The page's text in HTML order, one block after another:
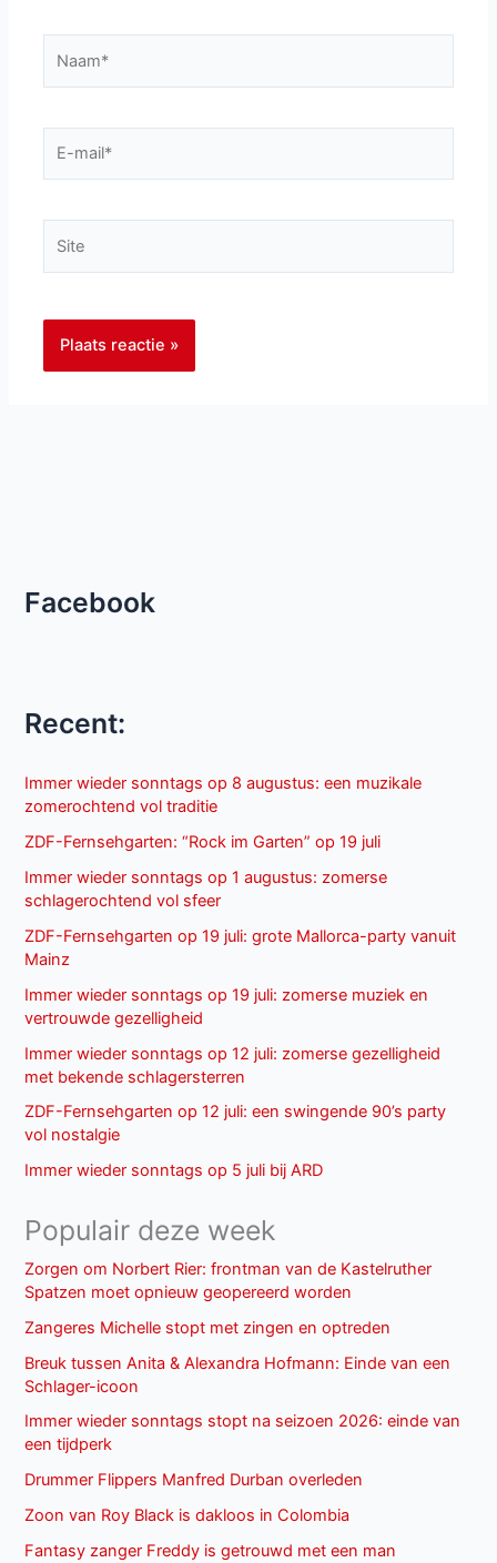
Facebook
Recent:
Immer wieder sonntags op 8 augustus: een muzikale
zomerochtend vol traditie
ZDF-Fernsehgarten: “Rock im Garten” op 19 juli
Immer wieder sonntags op 1 augustus: zomerse
schlagerochtend vol sfeer
ZDF-Fernsehgarten op 19 juli: grote Mallorca-party vanuit
Mainz
Immer wieder sonntags op 19 juli: zomerse muziek en
vertrouwde gezelligheid
Immer wieder sonntags op 12 juli: zomerse gezelligheid
met bekende schlagersterren
ZDF-Fernsehgarten op 12 juli: een swingende 90’s party
vol nostalgie
Immer wieder sonntags op 5 juli bij ARD
Populair deze week
Zorgen om Norbert Rier: frontman van de Kastelruther
Spatzen moet opnieuw geopereerd worden
Zangeres Michelle stopt met zingen en optreden
Breuk tussen Anita & Alexandra Hofmann: Einde van een
Schlager-icoon
Immer wieder sonntags stopt na seizoen 2026: einde van
een tijdperk
Drummer Flippers Manfred Durban overleden
Zoon van Roy Black is dakloos in Colombia
Fantasy zanger Freddy is getrouwd met een man